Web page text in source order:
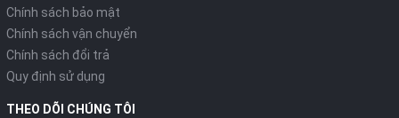
Chính sách bảo mật
Chính sách vận chuyển
Chính sách đổi trả
Quy định sử dụng
THEO DÕI CHÚNG TÔI